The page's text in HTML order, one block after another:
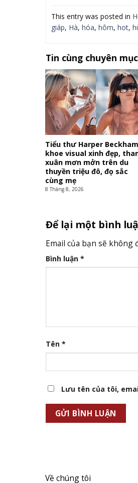
This entry was posted in
giáp, Hà, hóa, hôm, hot,
Tin cùng chuyên
Tiểu thư Harper Beckham
khoe visual xinh đẹp,
xuân mơn mởn trên du
thuyền triệu đô, đọ sắc
cùng mẹ
8 Tháng 8, 2026
Để lại một bình
Email của bạn sẽ không
Bình luận *
Tên *
Lưu tên của tôi,
Về chúng tôi